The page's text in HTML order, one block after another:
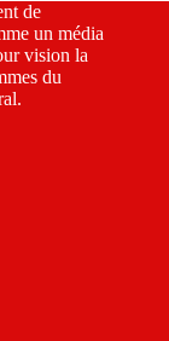
de
un média
vision la
du